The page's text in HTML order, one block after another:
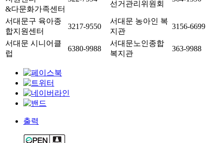
&다문화가족센터
선거관리위원회
서대문구 육아종
합지원센터
3217-9550
서대문 농아인 복
지관
3156-6699
서대문 시니어클
럽
6380-9988
서대문노인종합
복지관
363-9988
출력